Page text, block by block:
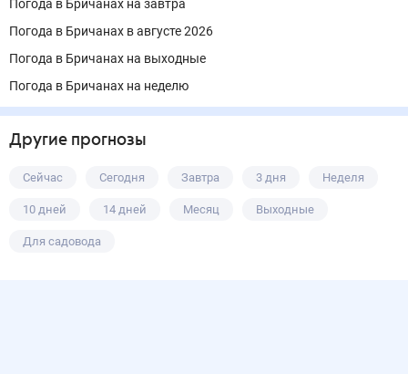
Погода в Бричанах на завтра
Погода в Бричанах в августе 2026
Погода в Бричанах на выходные
Погода в Бричанах на неделю
Другие прогнозы
Сейчас Сегодня Завтра 3 дня Неделя
10 дней 14 дней Месяц Выходные
Для садовода